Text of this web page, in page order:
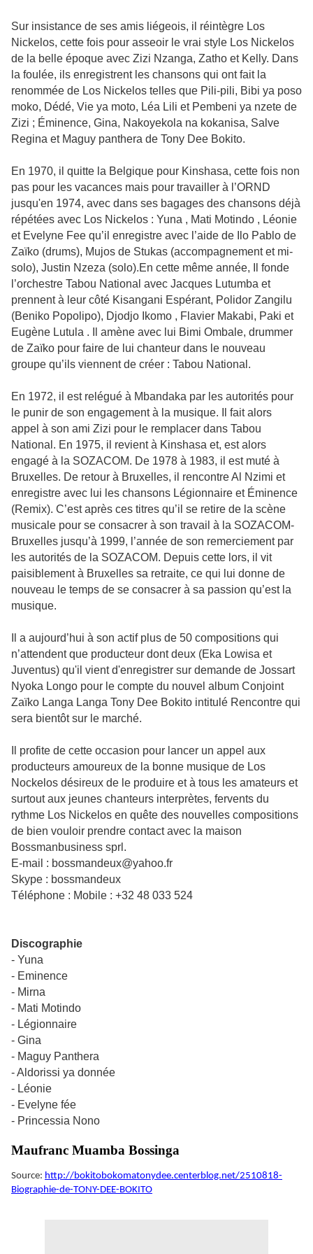
Sur insistance de ses amis liégeois, il réintègre Los
Nickelos, cette fois pour asseoir le vrai style Los Nickelos
de la belle époque avec Zizi Nzanga, Zatho et Kelly. Dans
la foulée, ils enregistrent les chansons qui ont fait la
renommée de Los Nickelos telles que Pili-pili, Bibi ya poso
moko, Dédé, Vie ya moto, Léa Lili et Pembeni ya nzete de
Zizi ; Éminence, Gina, Nakoyekola na kokanisa, Salve
Regina et Maguy panthera de Tony Dee Bokito.
En 1970, il quitte la Belgique pour Kinshasa, cette fois non
pas pour les vacances mais pour travailler à l’ORND
jusqu'en 1974, avec dans ses bagages des chansons déjà
répétées avec Los Nickelos : Yuna , Mati Motindo , Léonie
et Evelyne Fee qu’il enregistre avec l’aide de Ilo Pablo de
Zaïko (drums), Mujos de Stukas (accompagnement et mi-
solo), Justin Nzeza (solo).En cette même année, Il fonde
l’orchestre Tabou National avec Jacques Lutumba et
prennent à leur côté Kisangani Espérant, Polidor Zangilu
(Beniko Popolipo), Djodjo Ikomo , Flavier Makabi, Paki et
Eugène Lutula . Il amène avec lui Bimi Ombale, drummer
de Zaïko pour faire de lui chanteur dans le nouveau
groupe qu’ils viennent de créer : Tabou National.
En 1972, il est relégué à Mbandaka par les autorités pour
le punir de son engagement à la musique. Il fait alors
appel à son ami Zizi pour le remplacer dans Tabou
National. En 1975, il revient à Kinshasa et, est alors
engagé à la SOZACOM. De 1978 à 1983, il est muté à
Bruxelles. De retour à Bruxelles, il rencontre Al Nzimi et
enregistre avec lui les chansons Légionnaire et Éminence
(Remix). C’est après ces titres qu’il se retire de la scène
musicale pour se consacrer à son travail à la SOZACOM-
Bruxelles jusqu’à 1999, l’année de son remerciement par
les autorités de la SOZACOM. Depuis cette lors, il vit
paisiblement à Bruxelles sa retraite, ce qui lui donne de
nouveau le temps de se consacrer à sa passion qu’est la
musique.
Il a aujourd’hui à son actif plus de 50 compositions qui
n’attendent que producteur dont deux (Eka Lowisa et
Juventus) qu'il vient d'enregistrer sur demande de Jossart
Nyoka Longo pour le compte du nouvel album Conjoint
Zaïko Langa Langa Tony Dee Bokito intitulé Rencontre qui
sera bientôt sur le marché.
Il profite de cette occasion pour lancer un appel aux
producteurs amoureux de la bonne musique de Los
Nockelos désireux de le produire et à tous les amateurs et
surtout aux jeunes chanteurs interprètes, fervents du
rythme Los Nickelos en quête des nouvelles compositions
de bien vouloir prendre contact avec la maison
Bossmanbusiness sprl.
E-mail : bossmandeux@yahoo.fr
Skype : bossmandeux
Téléphone : Mobile : +32 48 033 524
Discographie
- Yuna
- Eminence
- Mirna
- Mati Motindo
- Légionnaire
- Gina
- Maguy Panthera
- Aldorissi ya donnée
- Léonie
- Evelyne fée
- Princessia Nono
Maufranc Muamba Bossinga
Source: http://bokitobokomatonydee.centerblog.net/2510818-
Biographie-de-TONY-DEE-BOKITO